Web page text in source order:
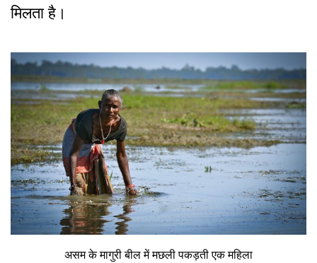
मिलता है।
असम के मागुरी बील में मछली पकड़ती एक महिला